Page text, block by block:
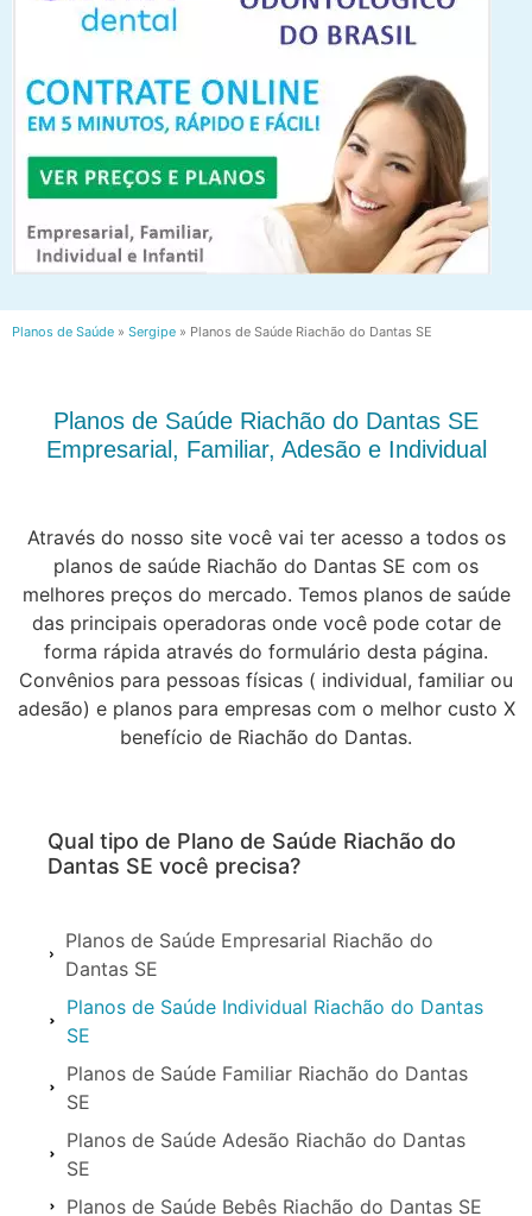
Planos de Saúde » Sergipe » Planos de Saúde Riachão do Dantas SE
Planos de Saúde Riachão do Dantas SE
Empresarial, Familiar, Adesão e Individual
Através do nosso site você vai ter acesso a todos os
planos de saúde Riachão do Dantas SE com os
melhores preços do mercado. Temos planos de saúde
das principais operadoras onde você pode cotar de
forma rápida através do formulário desta página.
Convênios para pessoas físicas ( individual, familiar ou
adesão) e planos para empresas com o melhor custo X
benefício de Riachão do Dantas.
Qual tipo de Plano de Saúde Riachão do
Dantas SE você precisa?
Planos de Saúde Empresarial Riachão do
Dantas SE
Planos de Saúde Individual Riachão do Dantas
SE
Planos de Saúde Familiar Riachão do Dantas
SE
Planos de Saúde Adesão Riachão do Dantas
SE
Planos de Saúde Bebês Riachão do Dantas SE